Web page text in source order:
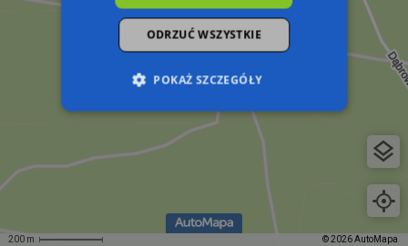
200 m © 2026 AutoMapa
ODRZUĆ WSZYSTKIE
POKAŻ SZCZEGÓŁY
Niezbędne Wydajność
Niezbędne pliki cookie umożliwiają korzystanie z
podstawowych funkcji strony internetowej,
takich jak logowanie użytkownika i zarządzanie